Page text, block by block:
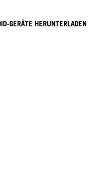
GERÄTE HERUNTERLADEN